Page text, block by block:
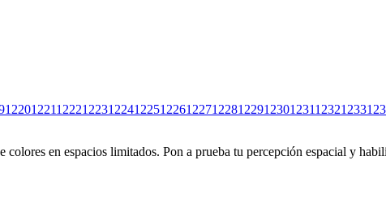
12201221122212231224122512261227122812291230123112321233
en espacios limitados. Pon a prueba tu percepción espacial y